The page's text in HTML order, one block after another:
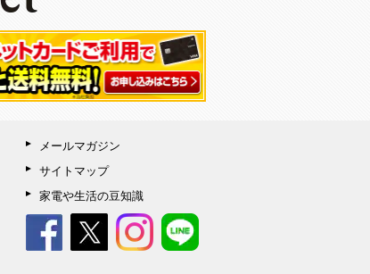
メールマガジン
サイトマップ
家電や生活の豆知識